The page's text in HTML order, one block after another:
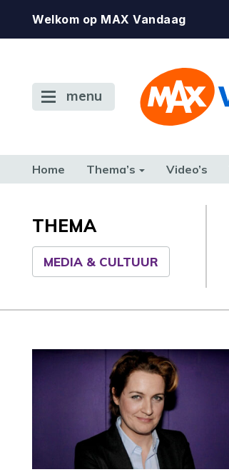
Welkom op MAX Vandaag
menu
Home Thema’s Video’s
TERUG NAAR TOEN
THEMA
MEDIA & CULTUUR
Column
Jan Slagter